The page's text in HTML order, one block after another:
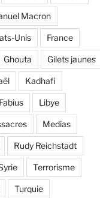
Macron
Unis France
Ghouta Gilets jaunes
Kadhafi
Libye
Medias
Rudy Reichstadt
Terrorisme
Turquie